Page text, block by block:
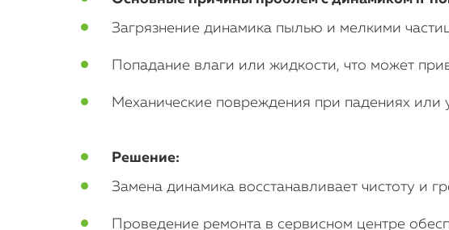
Загрязнение динамика пылью и мелкими
Попадание влаги или жидкости, что может
Механические повреждения при падениях или
Решение:
Замена динамика восстанавливает чистоту и
Проведение ремонта в сервисном центре